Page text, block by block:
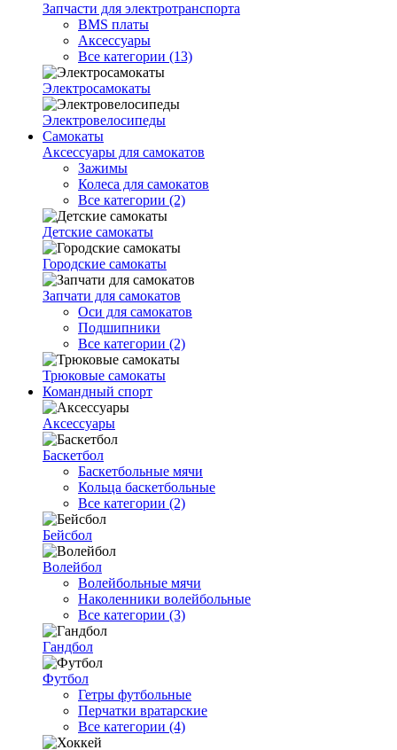
Запчасти для электротранспорта
BMS платы
Аксессуары
Все категории (13)
Электросамокаты
Электровелосипеды
Самокаты
Аксессуары для самокатов
Зажимы
Колеса для самокатов
Все категории (2)
Детские самокаты
Городские самокаты
Запчати для самокатов
Оси для самокатов
Подшипники
Все категории (2)
Трюковые самокаты
Командный спорт
Аксессуары
Баскетбол
Баскетбольные мячи
Кольца баскетбольные
Все категории (2)
Бейсбол
Волейбол
Волейбольные мячи
Наколенники волейбольные
Все категории (3)
Гандбол
Футбол
Гетры футбольные
Перчатки вратарские
Все категории (4)